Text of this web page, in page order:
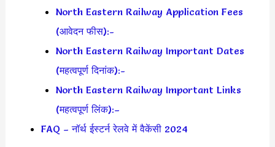
North Eastern Railway Application Fees
(आवेदन फीस):-
North Eastern Railway Important Dates
(महत्वपूर्ण दिनांक):-
North Eastern Railway Important Links
(महत्वपूर्ण लिंक):–
FAQ – नॉर्थ ईस्टर्न रेलवे में वैकेंसी 2024